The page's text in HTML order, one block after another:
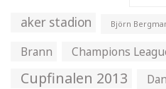
aker stadion Björn
Brann
Champions
Cupfinalen 2013